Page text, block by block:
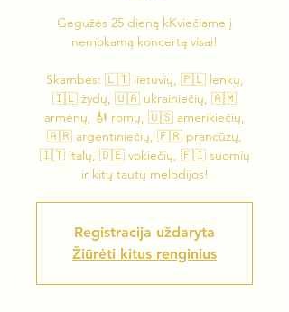
Gegužės 25 dieną kKviečiame į
nemokamą koncertą visai!
Skambės: 🇱🇹 lietuvių, 🇵🇱 lenkų,
🇮🇱 žydų, 🇺🇦 ukrainiečių, 🇦🇲
armėnų, 🎻 romų, 🇺🇸 amerikiečių,
🇦🇷 argentiniečių, 🇫🇷 prancūzų,
🇮🇹 italų, 🇩🇪 vokiečių, 🇫🇮 suomių
ir kitų tautų melodijos!
Registracija uždaryta
Žiūrėti kitus renginius